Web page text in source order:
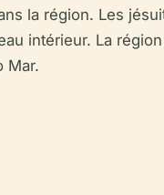
la région. Les
intérieur. La
Mar.